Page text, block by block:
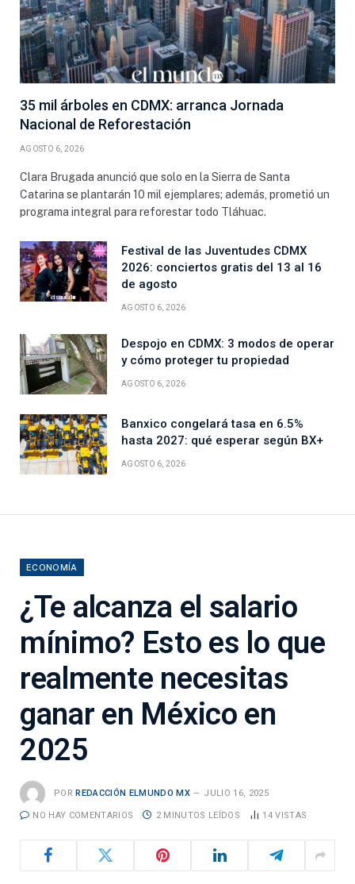
35 mil árboles en CDMX: arranca Jornada
Nacional de Reforestación
AGOSTO 6, 2026
Clara Brugada anunció que solo en la Sierra de Santa
Catarina se plantarán 10 mil ejemplares; además, prometió un
programa integral para reforestar todo Tláhuac.
Festival de las Juventudes CDMX
2026: conciertos gratis del 13 al 16
de agosto
AGOSTO 6, 2026
Despojo en CDMX: 3 modos de operar
y cómo proteger tu propiedad
AGOSTO 6, 2026
Banxico congelará tasa en 6.5%
hasta 2027: qué esperar según BX+
AGOSTO 6, 2026
ECONOMÍA
¿Te alcanza el salario
mínimo? Esto es lo que
realmente necesitas
ganar en México en
2025
POR REDACCIÓN ELMUNDO MX JULIO 16, 2025
NO HAY COMENTARIOS 2 MINUTOS LEÍDOS 14VISTAS